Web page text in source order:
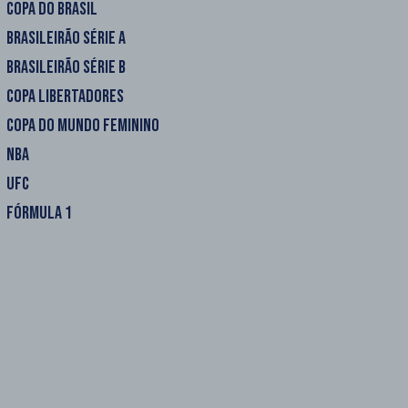
COPA DO BRASIL
BRASILEIRÃO SÉRIE A
BRASILEIRÃO SÉRIE B
COPA LIBERTADORES
COPA DO MUNDO FEMININO
NBA
UFC
FÓRMULA 1